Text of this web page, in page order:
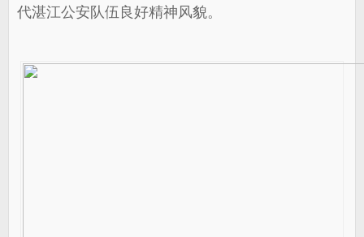
代湛江公安队伍良好精神风貌。